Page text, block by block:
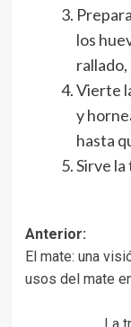
los
rallado,
Vierte
y
hasta
Sirve
de
Anterior:
El mate: una
usos del mate